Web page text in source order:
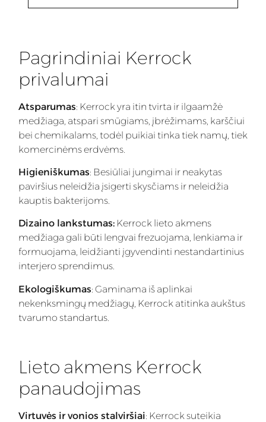
Pagrindiniai Kerrock
privalumai
Atsparumas: Kerrock yra itin tvirta ir ilgaamžė
medžiaga, atspari smūgiams, įbrėžimams, karščiui
bei chemikalams, todėl puikiai tinka tiek namų, tiek
komercinėms erdvėms.
Higieniškumas: Besiūliai jungimai ir neakytas
paviršius neleidžia įsigerti skysčiams ir neleidžia
kauptis bakterijoms.
Dizaino lankstumas: Kerrock lieto akmens
medžiaga gali būti lengvai frezuojama, lenkiama ir
formuojama, leidžianti įgyvendinti nestandartinius
interjero sprendimus.
Ekologiškumas: Gaminama iš aplinkai
nekenksmingų medžiagų, Kerrock atitinka aukštus
tvarumo standartus.
Lieto akmens Kerrock
panaudojimas
Virtuvės ir vonios stalviršiai: Kerrock suteikia